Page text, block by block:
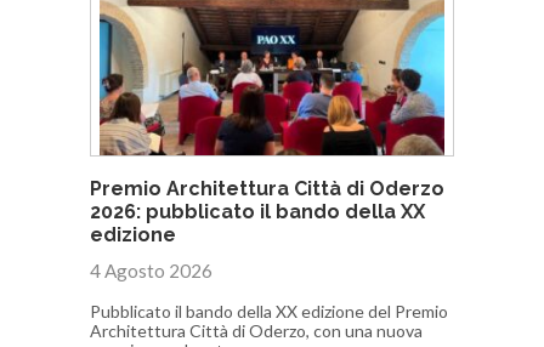
Premio Architettura Città di Oderzo
2026: pubblicato il bando della XX
edizione
4 Agosto 2026
Pubblicato il bando della XX edizione del Premio
Architettura Città di Oderzo, con una nuova